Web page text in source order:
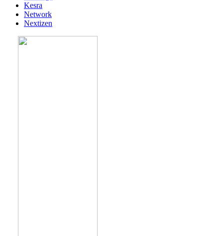
Kesra
Network
Nextizen